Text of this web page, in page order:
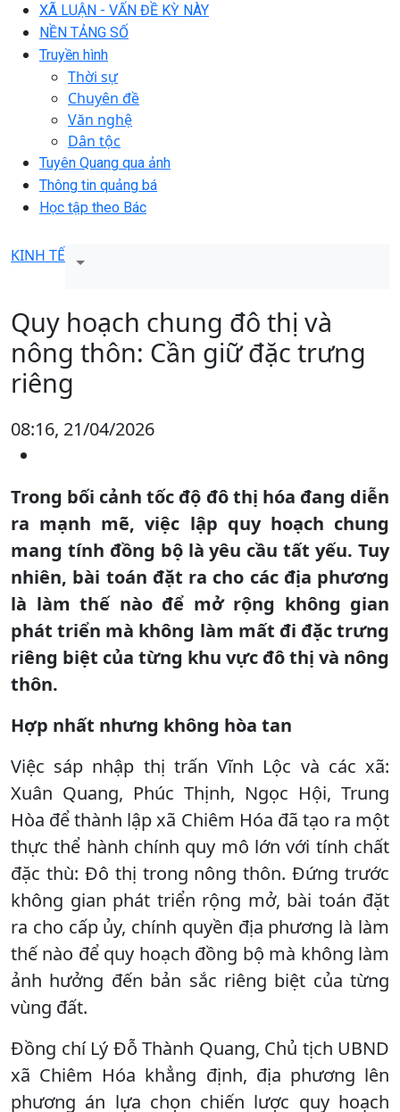
XÃ LUẬN - VẤN ĐỀ KỲ NÀY
NỀN TẢNG SỐ
Truyền hình
Thời sự
Chuyên đề
Văn nghệ
Dân tộc
Tuyên Quang qua ảnh
Thông tin quảng bá
Học tập theo Bác
KINH TẾ
Quy hoạch chung đô thị và
nông thôn: Cần giữ đặc trưng
riêng
08:16, 21/04/2026
Trong bối cảnh tốc độ đô thị hóa đang diễn
ra mạnh mẽ, việc lập quy hoạch chung
mang tính đồng bộ là yêu cầu tất yếu. Tuy
nhiên, bài toán đặt ra cho các địa phương
là làm thế nào để mở rộng không gian
phát triển mà không làm mất đi đặc trưng
riêng biệt của từng khu vực đô thị và nông
thôn.
Hợp nhất nhưng không hòa tan
Việc sáp nhập thị trấn Vĩnh Lộc và các xã:
Xuân Quang, Phúc Thịnh, Ngọc Hội, Trung
Hòa để thành lập xã Chiêm Hóa đã tạo ra một
thực thể hành chính quy mô lớn với tính chất
đặc thù: Đô thị trong nông thôn. Đứng trước
không gian phát triển rộng mở, bài toán đặt
ra cho cấp ủy, chính quyền địa phương là làm
thế nào để quy hoạch đồng bộ mà không làm
ảnh hưởng đến bản sắc riêng biệt của từng
vùng đất.
Đồng chí Lý Đỗ Thành Quang, Chủ tịch UBND
xã Chiêm Hóa khẳng định, địa phương lên
phương án lựa chọn chiến lược quy hoạch